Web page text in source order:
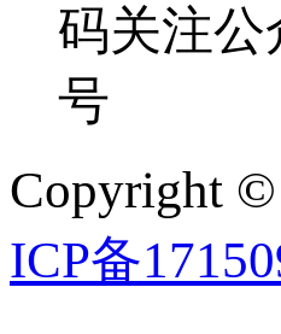
码关注公
号
Copyright
ICP备